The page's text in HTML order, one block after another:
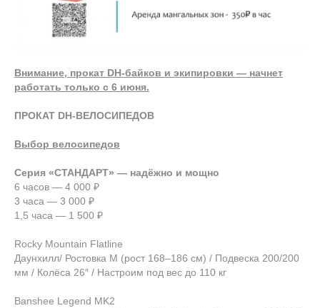
Внимание, прокат DH-байков и экипировки — начнет
работать только с 6 июня.
ПРОКАТ DH-ВЕЛОСИПЕДОВ
Выбор велосипедов
Серия «СТАНДАРТ» — надёжно и мощно
6 часов — 4 000 ₽
3 часа — 3 000 ₽
1,5 часа — 1 500 ₽
Rocky Mountain Flatline
Даунхилл/ Ростовка M (рост 168–186 см) / Подвеска 200/200
мм / Колёса 26″ / Настроим под вес до 110 кг
Banshee Legend MK2